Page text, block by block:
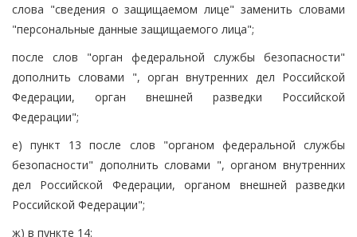
слова "сведения о защищаемом лице" заменить словами
"персональные данные защищаемого лица";
после слов "орган федеральной службы безопасности"
дополнить словами ", орган внутренних дел Российской
Федерации, орган внешней разведки Российской
Федерации";
е) пункт 13 после слов "органом федеральной службы
безопасности" дополнить словами ", органом внутренних
дел Российской Федерации, органом внешней разведки
Российской Федерации";
ж) в пункте 14: